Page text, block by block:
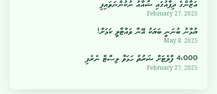
އަޒާންގެ ދިފާއުގައި ޝުއާއު ނުކުންނަވައިފި
February 27, 2025
ޔުމްނު ބުނަނީ ބަޔަކު އޭނާ ވައްޓާލީ ކަމަށް!
May 8, 2025
4،000 ފްލެޓަށް ޝަރުތު ހަމަވާ ލިސްޓް ނެރެފި
February 27, 2025